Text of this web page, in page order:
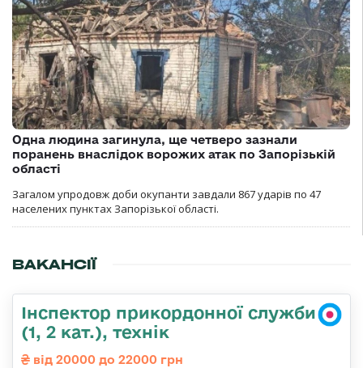
Одна людина загинула, ще четверо зазнали
поранень внаслідок ворожих атак по Запорізькій
області
Загалом упродовж доби окупанти завдали 867 ударів по 47
населених пунктах Запорізької області.
ВАКАНСІЇ
Інспектор прикордонної служби
(1, 2 кат.), технік
від 20000 до 22000 грн